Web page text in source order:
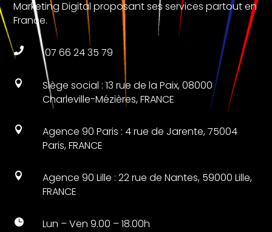
Marketing Digital proposant ses services partout en
France.
 07 66 24 35 79

Siège social : 13 rue de la Paix, 08000
Charleville-Mézières, FRANCE

Agence 90 Paris : 4 rue de Jarente, 75004
Paris, FRANCE

Agence 90 Lille : 22 rue de Nantes, 59000 Lille,
FRANCE
 Lun – Ven 9.00 – 18.00h